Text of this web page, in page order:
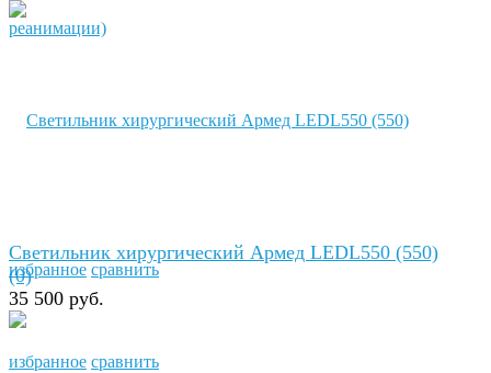
избранное сравнить
избранное сравнить
Светильник хирургический Армед LEDL550 (550)
(0)
35 500 руб.